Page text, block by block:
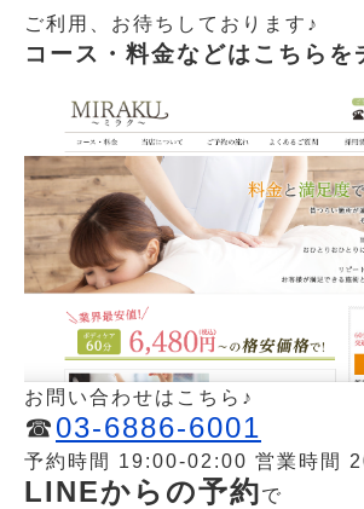
ご利用、お待ちしております♪
コース・料金などは こちらを
お問い合わせはこちら♪
☎︎03-6886-6001
予約時間 19:00-02:00 営業時間
LINEからの予約で